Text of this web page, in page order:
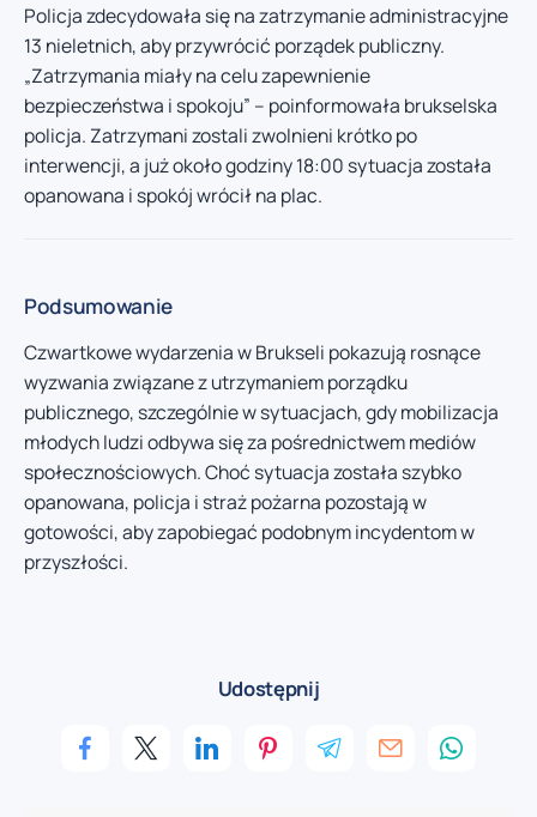
Policja zdecydowała się na zatrzymanie administracyjne
13 nieletnich, aby przywrócić porządek publiczny.
„Zatrzymania miały na celu zapewnienie
bezpieczeństwa i spokoju” – poinformowała brukselska
policja. Zatrzymani zostali zwolnieni krótko po
interwencji, a już około godziny 18:00 sytuacja została
opanowana i spokój wrócił na plac.
Podsumowanie
Czwartkowe wydarzenia w Brukseli pokazują rosnące
wyzwania związane z utrzymaniem porządku
publicznego, szczególnie w sytuacjach, gdy mobilizacja
młodych ludzi odbywa się za pośrednictwem mediów
społecznościowych. Choć sytuacja została szybko
opanowana, policja i straż pożarna pozostają w
gotowości, aby zapobiegać podobnym incydentom w
przyszłości.
Udostępnij